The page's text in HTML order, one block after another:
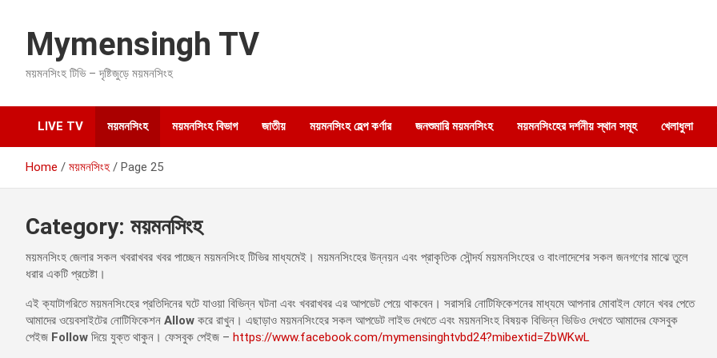
c
n
Mymensingh TV
ময়মনসিংহ টিভি – দৃষ্টিজুড়ে ময়মনসিংহ
LIVE TV ময়মনসিংহ ময়মনসিংহ বিভাগ জাতীয় ময়মনসিংহ হেল্প কর্ণার জনশুমারি ময়মনসিংহ ময়মনসিংহের দর্শনীয় স্থান সমূহ খেলাধুলা
Home ময়মনসিংহ Page 25
Category: ময়মনসিংহ
ময়মনসিংহ জেলার সকল খবরাখবর খবর পাচ্ছেন ময়মনসিংহ টিভির মাধ্যমেই। ময়মনসিংহের উন্নয়ন এবং প্রাকৃতিক সৌন্দর্য ময়মনসিংহের ও বাংলাদেশের সকল জনগণের মাঝে তুলে
ধরার একটি প্রচেষ্টা।
এই ক্যাটাগরিতে ময়মনসিংহের প্রতিদিনের ঘটে যাওয়া বিভিন্ন ঘটনা এবং খবরাখবর এর আপডেট পেয়ে থাকবেন। সরাসরি নোটিফিকেশনের মাধ্যমে আপনার মোবাইল ফোনে খবর পেতে
আমাদের ওয়েবসাইটের নোটিফিকেশন Allow করে রাখুন। এছাড়াও ময়মনসিংহের সকল আপডেট লাইভ দেখতে এবং ময়মনসিংহ বিষয়ক বিভিন্ন ভিডিও দেখতে আমাদের ফেসবুক
পেইজ Follow দিয়ে যুক্ত থাকুন। ফেসবুক পেইজ – https://www.facebook.com/mymensinghtvbd24?mibextid=ZbWKwL